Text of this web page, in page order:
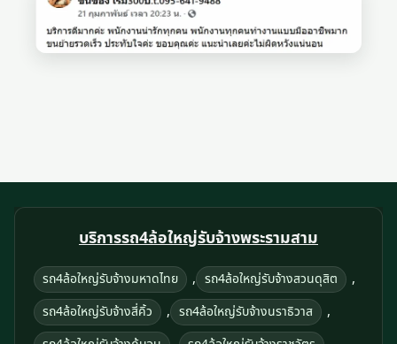
บริการรถ4ล้อใหญ่รับจ้างพระรามสาม
รถ4ล้อใหญ่รับจ้างมหาดไทย , รถ4ล้อใหญ่รับจ้างสวนดุสิต ,
รถ4ล้อใหญ่รับจ้างสี่คิ้ว , รถ4ล้อใหญ่รับจ้างนราธิวาส ,